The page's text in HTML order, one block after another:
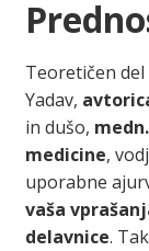
Teoretičen del
Yadav,
in dušo,
medicine,
uporabne
vaša
delavnice.